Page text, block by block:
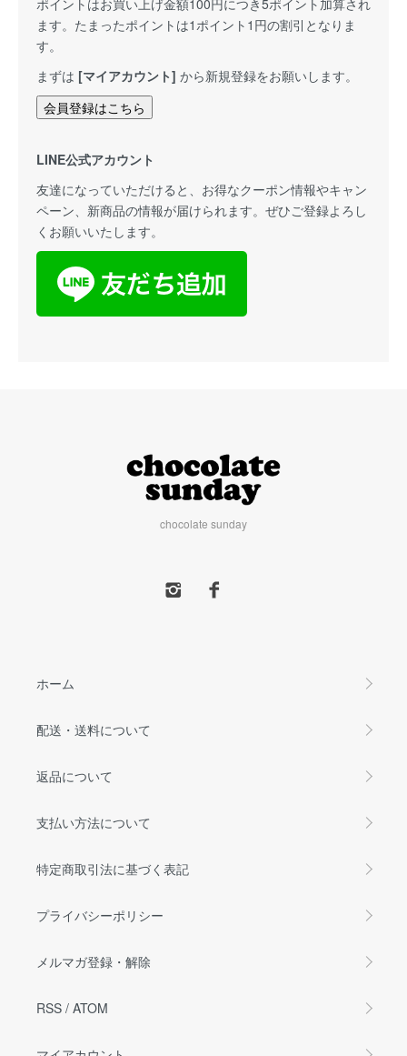
ポイントはお買い上げ金額100円につき5ポイント加算され
ます。たまったポイントは1ポイント1円の割引となりま
す。
まずは [マイアカウント] から新規登録をお願いします。
会員登録はこちら
LINE公式アカウント
友達になっていただけると、お得なクーポン情報やキャン
ペーン、新商品の情報が届けられます。ぜひご登録よろし
くお願いいたします。
chocolate sunday
ホーム
配送・送料について
返品について
支払い方法について
特定商取引法に基づく表記
プライバシーポリシー
メルマガ登録・解除
RSS / ATOM